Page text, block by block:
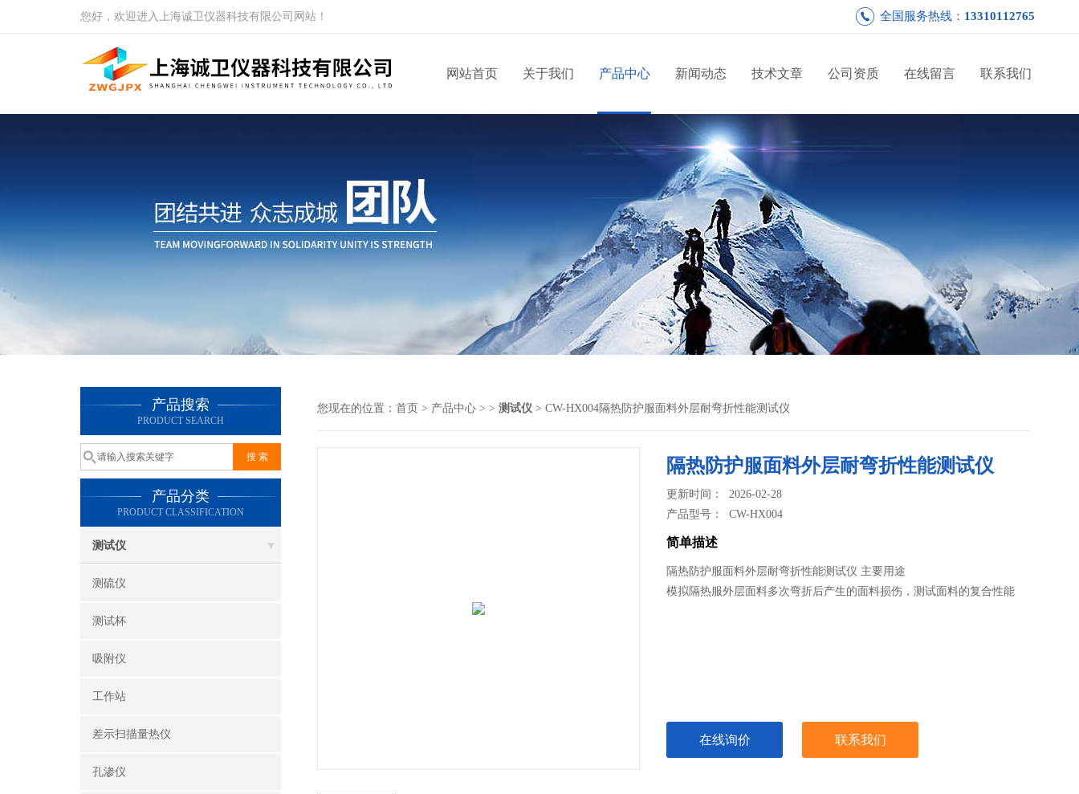
您好，欢迎进入上海诚卫仪器科技有限公司网站！ 全国服务热线： 13310112765
网站首页 关于我们 产品中心 新闻动态 技术文章 公司资质 在线留言 联系我们
产品搜索
PRODUCT SEARCH
产品分类
PRODUCT CLASSIFICATION
测试仪
测硫仪
测试杯
吸附仪
工作站
差示扫描量热仪
孔渗仪
您现在的位置： 首页 > 产品中心 > > 测试仪 > CW-HX004隔热防护服面料外层耐弯折性能测试仪
隔热防护服面料外层耐弯折性能测试仪
更新时间： 2026-02-28
产品型号：CW-HX004
简单描述
隔热防护服面料外层耐弯折性能测试仪 主要用途
模拟隔热服外层面料多次弯折后产生的面料损伤，测试面料的复合性能
在线询价 联系我们